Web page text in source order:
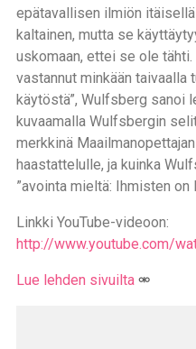
epätavallisen ilmiön
kaltainen, mutta se
uskomaan, ettei se ole
vastannut minkään taivaalla
käytöstä”, Wulfsberg sanoi
kuvaamalla Wulfsbergin
merkkinä
haastattelulle, ja kuinka
”avointa mieltä: Ihmisten on
Linkki YouTube-videoon:
http://www.youtube.com/
Lue lehden sivuilta